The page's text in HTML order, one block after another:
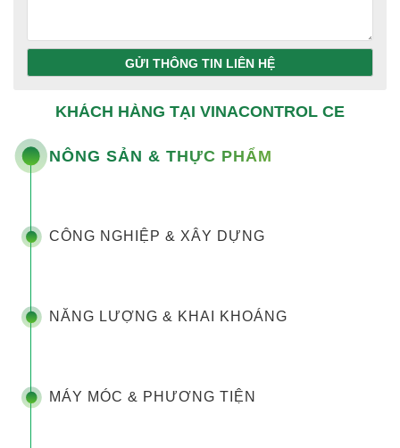
GỬI THÔNG TIN LIÊN HỆ
KHÁCH HÀNG TẠI VINACONTROL CE
NÔNG SẢN & THỰC PHẨM
CÔNG NGHIỆP & XÂY DỰNG
NĂNG LƯỢNG & KHAI KHOÁNG
MÁY MÓC & PHƯƠNG TIỆN